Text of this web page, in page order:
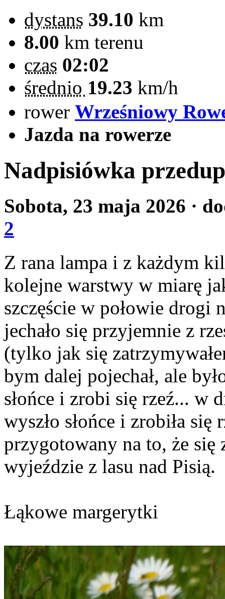
dystans 39.10 km
8.00 km terenu
czas 02:02
średnio 19.23 km/h
rower Wrześniowy
Jazda na rowerze
Nadpisiówka
Sobota, 23 maja 2026 ·
2
Z rana lampa i z każdym
kolejne warstwy w miarę
szczęście w połowie drogi
jechało się przyjemnie z
(tylko jak się
bym dalej pojechał, ale
słońce i zrobi się rzeź... w
wyszło słońce i zrobiła
przygotowany na to, że się
wyjeździe z lasu nad Pisią.
Łąkowe margerytki